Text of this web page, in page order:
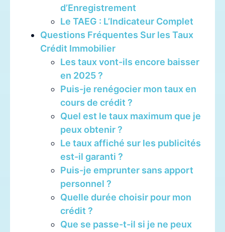
d’Enregistrement
Le TAEG : L’Indicateur Complet
Questions Fréquentes Sur les Taux
Crédit Immobilier
Les taux vont-ils encore baisser
en 2025 ?
Puis-je renégocier mon taux en
cours de crédit ?
Quel est le taux maximum que je
peux obtenir ?
Le taux affiché sur les publicités
est-il garanti ?
Puis-je emprunter sans apport
personnel ?
Quelle durée choisir pour mon
crédit ?
Que se passe-t-il si je ne peux